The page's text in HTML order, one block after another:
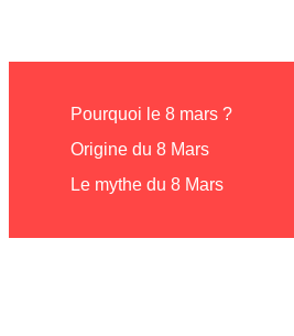
Pourquoi le 8 mars ?
Origine du 8 Mars
Le mythe du 8 Mars